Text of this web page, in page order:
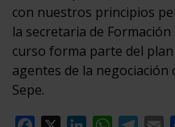
con nuestros principios
la secretaria de Formación
curso forma parte del
agentes de la
Sepe.